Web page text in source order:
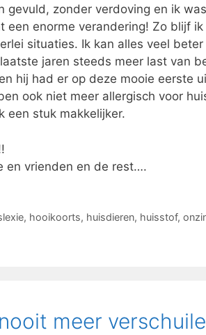
gevuld, zonder verdoving en ik
een enorme verandering! Zo blijf
situaties. Ik kan alles veel
jaren steeds meer last van
hij had er op deze mooie eerste
ook niet meer allergisch voor
een stuk makkelijker.
en vrienden en de rest….
, hooikoorts, huisdieren, huisstof,
meer